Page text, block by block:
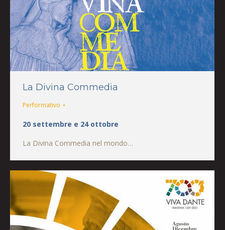
La Divina Commedia
Performativo
20 settembre e 24 ottobre
La Divina Commedia nel mondo…